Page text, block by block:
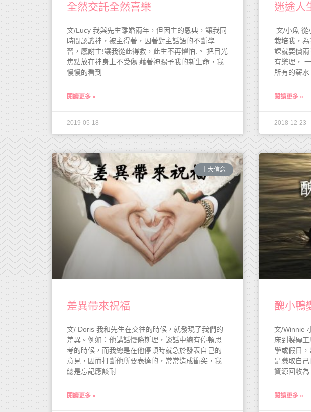
全然交託全然喜樂
文/Lucy 我與先生離婚兩年，但因主的恩典，讓我同
時間認識神，被主得著，因著對主話語的不斷學
習，感謝主!讓我從此得救，此生不再懼怕.。 把目光
焦點放在神身上不受傷 藉著神賜予我的新生命，我
慢慢的看到
閱讀更多 »
2019-05-18
迷途人
文/小魚 從
栽培我，
課就要價
有樂理，
所有的薪水
閱讀更多 »
2018-12-23
十大信念
差異帶來祝福
文/ Doris 我和先生在交往的時候，就發現了我們的
差異。例如：他講話慢條斯理，談話中總有停頓思
考的時候，而我總是在他停頓時就急於發表自己的
意見，因而打斷他所要表達的，常常造成衝突，我
總是忘記應該耐
閱讀更多 »
醜小鴨
文/Winnie
床到製磚
學或假日
是賺取自
資源回收為
閱讀更多 »